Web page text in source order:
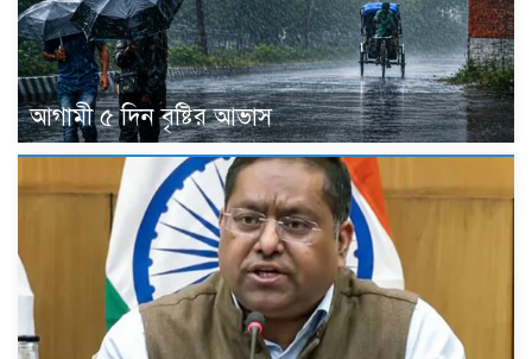
আগামী ৫ দিন বৃষ্টির আভাস